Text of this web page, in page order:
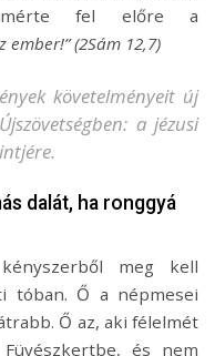
mérte fel előre a
ember!” (2Sám 12,7)
követelményeit új
a jézusi
dalát, ha ronggyá
meg kell
tóban. Ő a népmesei
Ő az, aki félelmét
és nem